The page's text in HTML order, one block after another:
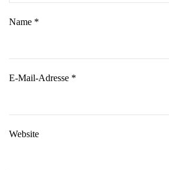
Name *
E-Mail-Adresse *
Website